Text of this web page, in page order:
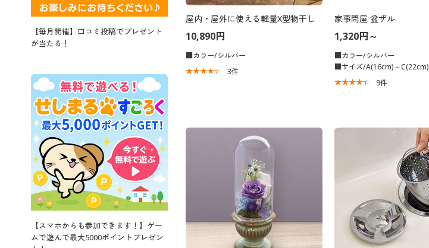
屋内・屋外に使える軽量X型物干し
10,890円
■カラー/シルバー
3件
家事問屋 盆ザル
1,320円～
■カラー/シルバー
■サイズ/A(16cm)～C(22cm)
9件
【毎月開催】口コミ投稿でプレゼント
が当たる！
【スマホからも参加できます！】ゲー
ムで遊んで最大5000ポイントプレゼン